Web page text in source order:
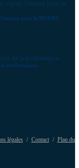
pour la MAEPA
la performance
légales / Contact / Plan du